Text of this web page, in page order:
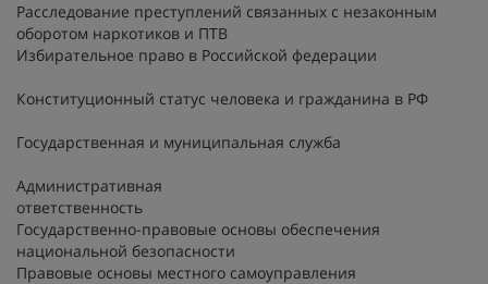
Расследование преступлений связанных с незаконным
оборотом наркотиков и ПТВ
Избирательное право в Российской федерации
Конституционный статус человека и гражданина в РФ
Государственная и муниципальная служба
Административная
ответственность
Государственно-правовые основы обеспечения
национальной безопасности
Правовые основы местного самоуправления